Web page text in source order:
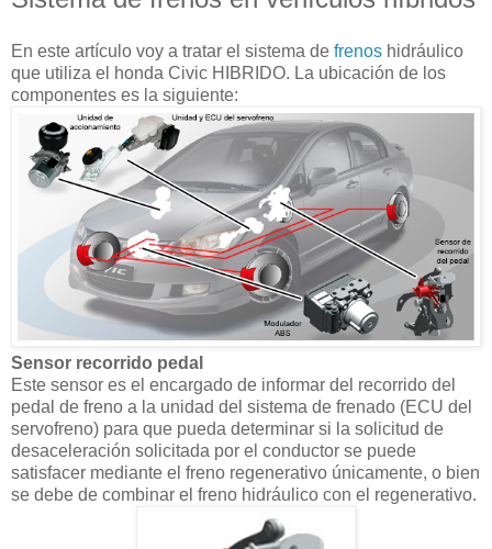
En este artículo voy a tratar el sistema de frenos hidráulico
que utiliza el honda Civic HIBRIDO. La ubicación de los
componentes es la siguiente:
Sensor recorrido pedal
Este sensor es el encargado de informar del recorrido del
pedal de freno a la unidad del sistema de frenado (ECU del
servofreno) para que pueda determinar si la solicitud de
desaceleración solicitada por el conductor se puede
satisfacer mediante el freno regenerativo únicamente, o bien
se debe de combinar el freno hidráulico con el regenerativo.